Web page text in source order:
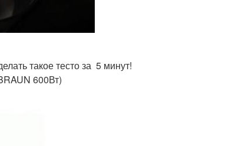
такое тесто за 5 минут!
600Вт)